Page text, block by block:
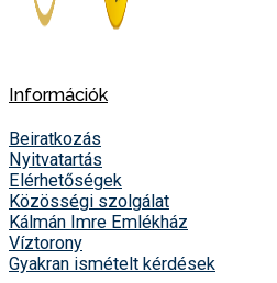
Információk
Beiratkozás
Nyitvatartás
Elérhetőségek
Közösségi szolgálat
Kálmán Imre Emlékház
Víztorony
Gyakran ismételt kérdések